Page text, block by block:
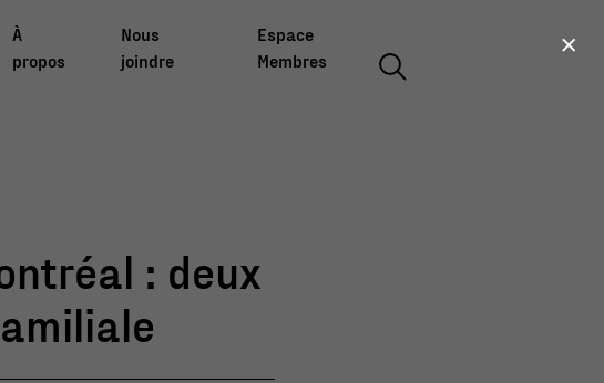
À
propos
Nous
joindre
Espace
Membres
: deux
×